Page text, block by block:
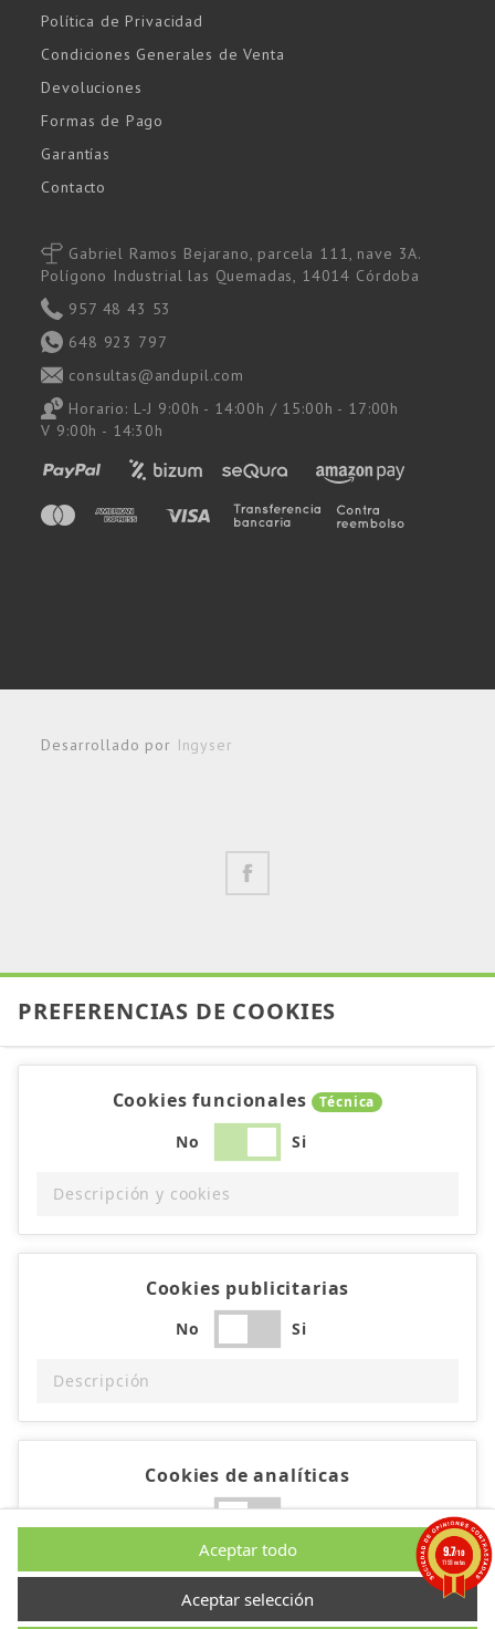
Política de Privacidad
Condiciones Generales de Venta
Devoluciones
Formas de Pago
Garantías
Contacto
Gabriel Ramos Bejarano, parcela 111, nave 3A.
Polígono Industrial las Quemadas, 14014 Córdoba
957 48 43 53
648 923 797
consultas@andupil.com
Horario: L-J 9:00h - 14:00h / 15:00h - 17:00h
V 9:00h - 14:30h
Desarrollado por Ingyser
PREFERENCIAS DE COOKIES
Cookies funcionales Técnica
No Si
Descripción y cookies
Cookies publicitarias
No Si
Descripción
Cookies de analíticas
No Si
Descripción
Aceptar selección
Aceptar todo 9.7/10
1193 notas